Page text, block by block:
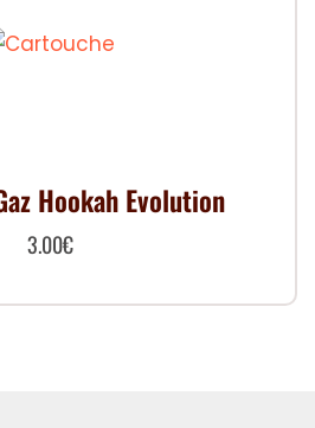
Hookah Evolution
3.00€